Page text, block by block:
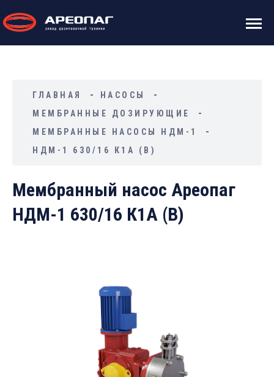
ГЛАВНАЯ
НАСОСЫ
МЕМБРАННЫЕ ДОЗИРУЮЩИЕ
МЕМБРАННЫЕ НАСОСЫ НДМ-1
НДМ-1 630/16 К1А (В)
Мембранный насос Ареопаг
НДМ-1 630/16 К1А (В)